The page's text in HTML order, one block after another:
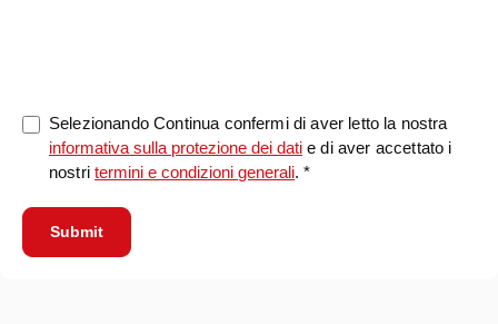
Selezionando Continua confermi di aver letto la nostra
informativa sulla protezione dei dati e di aver accettato i
nostritermini e condizioni generali. *
Submit